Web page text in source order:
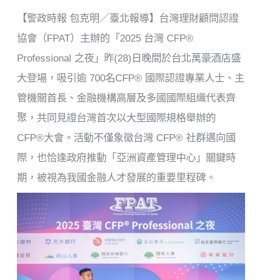
b
o
o
k
【警政時報 包克明／臺北報導】台灣理財顧問認證
協會（FPAT）主辦的「2025 台灣 CFP®
Professional 之夜」昨(28)日晚間於台北萬豪酒店盛
大登場，吸引逾 700名CFP® 國際認證專業人士、主
管機關首長、金融機構高層及多國國際組織代表齊
聚，共同見證台灣首次以大型國際規格舉辦的
CFP®大會。活動不僅象徵台灣 CFP® 社群邁向國
際，也恰逢政府推動「亞洲資產管理中心」關鍵時
期，被視為我國金融人才發展的重要里程碑。